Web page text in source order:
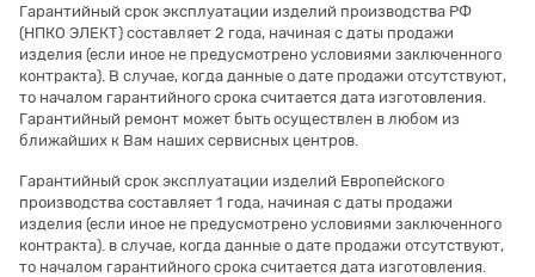
Гарантийный срок эксплуатации изделий производства РФ
(НПКО ЭЛЕКТ) составляет 2 года, начиная с даты продажи
изделия (если иное не предусмотрено условиями заключенного
контракта). В случае, когда данные о дате продажи отсутствуют,
то началом гарантийного срока считается дата изготовления.
Гарантийный ремонт может быть осуществлен в любом из
ближайших к Вам наших сервисных центров.
Гарантийный срок эксплуатации изделий Европейского
производства составляет 1 года, начиная с даты продажи
изделия (если иное не предусмотрено условиями заключенного
контракта). в случае, когда данные о дате продажи отсутствуют,
то началом гарантийного срока считается дата изготовления.